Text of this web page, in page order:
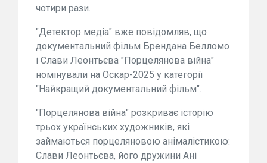
чотири рази.
"Детектор медіа" вже повідомляв, що
документальний фільм Брендана Белломо
і Слави Леонтьєва "Порцелянова війна"
номінували на Оскар-2025 у категорії
"Найкращий документальний фільм".
"Порцелянова війна" розкриває історію
трьох українських художників, які
займаються порцеляновою анімалістикою:
Слави Леонтьєва, його дружини Ані